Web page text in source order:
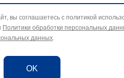
вы соглашаетесь с политикой
Политики обработки персональных
данных.
OK